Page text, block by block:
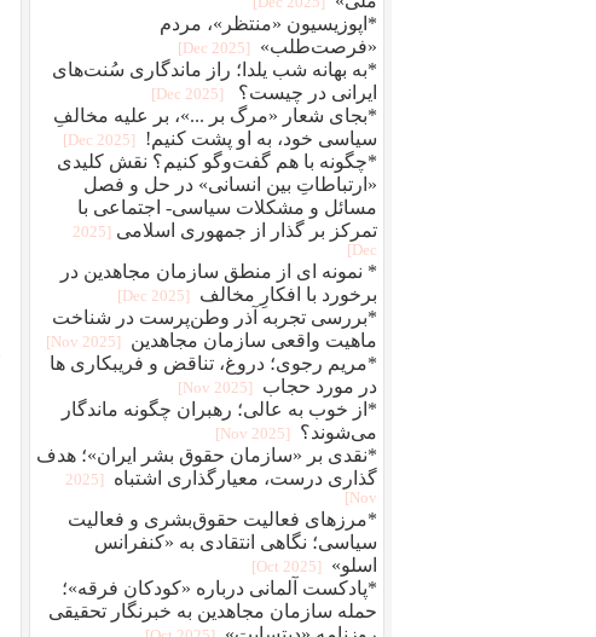
*اپوزیسیون «منتظر»، مردم
«فرصت‌طلب»
[2025 Dec]
*به بهانه شب یلدا؛ راز ماندگاری سُنت‌های
ایرانی در چیست؟
[2025 Dec]
*بجای شعار «مرگ بر ...»، بر علیه مخالفِ
سیاسی خود، به او پشت کنیم!
[2025 Dec]
*چگونه با هم گفت‌وگو کنیم؟ نقش کلیدی
«ارتباطاتِ بین انسانی» در حل و فصل
مسائل و مشکلات سیاسی- اجتماعی با
تمرکز بر گذار از جمهوری اسلامی
[2025
Dec]
* نمونه ای از منطق سازمان مجاهدین در
برخورد با افکارِ مخالف
[2025 Dec]
*بررسی تجربه آذر وطن‌پرست در شناخت
ماهیت واقعی سازمان مجاهدین
[2025 Nov]
*مریم رجوی؛ دروغ، تناقض و فریبکاری ها
در مورد حجاب
[2025 Nov]
*از خوب به عالی؛ رهبران چگونه ماندگار
می‌شوند؟
[2025 Nov]
*نقدی بر «سازمان حقوق بشر ایران»؛ هدف
گذاری درست، معیارگذاری اشتباه
[2025
Nov]
*مرزهای فعالیت حقوق‌بشری و فعالیت
سیاسی؛ نگاهی انتقادی به «کنفرانس
اسلو»
[2025 Oct]
*پادکست آلمانی درباره «کودکان فرقه»؛
حمله سازمان مجاهدین به خبرنگار تحقیقی